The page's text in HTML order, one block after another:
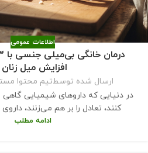
اطلاعات عمومی
افزایش میل زنان
ارسال شده توسطتیم محتوا
در دنیایی که داروهای شیمیایی
کنند، تعادل را بر هم می‌زنند،
ادامه مطلب